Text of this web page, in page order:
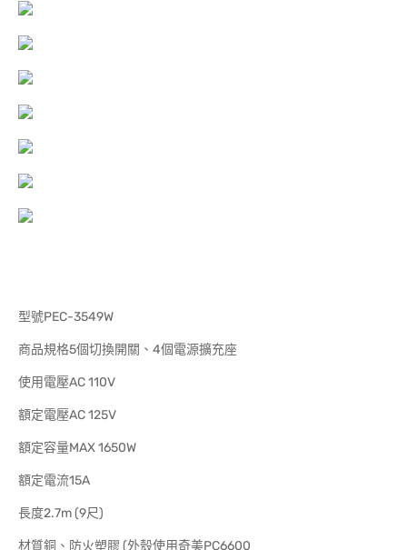
型號PEC-3549W
商品規格5個切換開關、4個電源擴充座
使用電壓AC 110V
額定電壓AC 125V
額定容量MAX 1650W
額定電流15A
長度2.7m (9尺)
材質銅、防火塑膠 (外殼使用奇美PC6600